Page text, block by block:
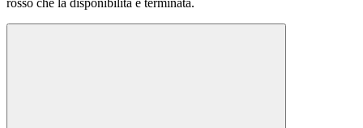
rosso che la disponibilità è terminata.